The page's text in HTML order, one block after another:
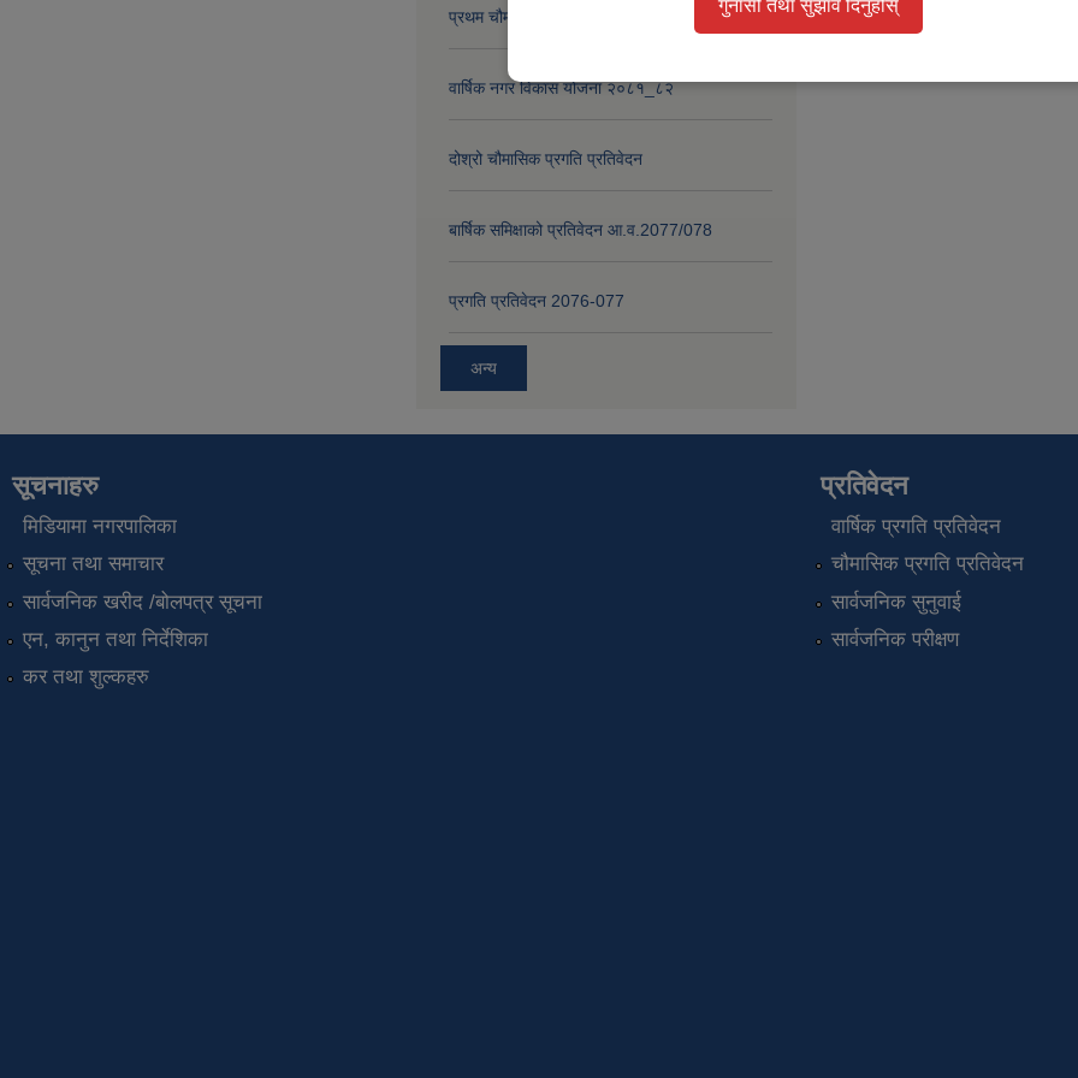
प्रथम चौमासिक प्रगति प्रतिवेदन २०८०-८१
वार्षिक नगर विकास योजना २०८१_८२
दोश्रो चौमासिक प्रगति प्रतिवेदन
बार्षिक समिक्षाको प्रतिवेदन आ.व.2077/078
प्रगति प्रतिवेदन 2076-077
अन्य
सूचनाहरु
मिडियामा नगरपालिका
सूचना तथा समाचार
सार्वजनिक खरीद /बोलपत्र सूचना
एन, कानुन तथा निर्देशिका
कर तथा शुल्कहरु
प्रतिवेदन
वार्षिक प्रगति प्रतिवेदन
चौमासिक प्रगति प्रतिवेदन
सार्वजनिक सुनुवाई
सार्वजनिक परीक्षण
गुनासो तथा सुझाव दिनुहोस्